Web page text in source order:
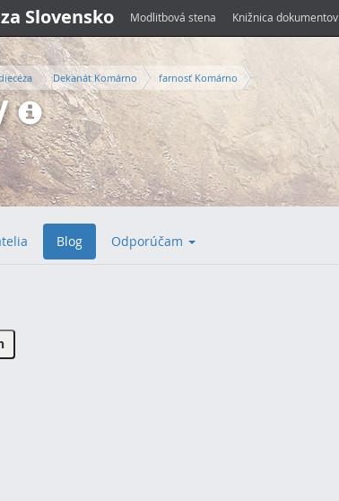
Slovensko Modlitbová stena Knižnica dokumentov
Dekanát Komárno farnosť Komárno
Blog Odporúčam